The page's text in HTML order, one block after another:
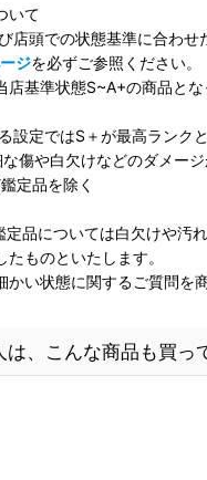
いて
店頭での状態基準に合わせ
ジを必ずご参照ください。
基準状態S~A+の商品とな
設定ではS＋が最高ランクと
傷や白欠けなどのダメージ
定品を除く
定品については白欠けや汚
ものといたします。
い状態に関するご質問を
は、こんな商品も買っ